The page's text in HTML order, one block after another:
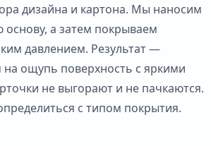
дизайна и картона. Мы наносим
основу, а затем покрываем
давлением. Результат —
на ощупь поверхность с яркими
не выгорают и не пачкаются.
с типом покрытия.